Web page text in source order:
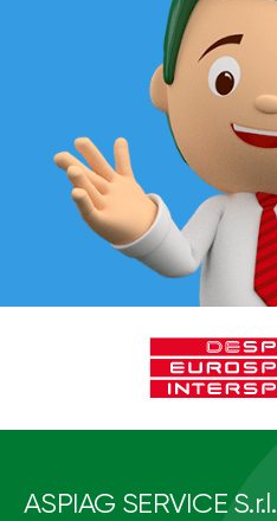
ASPIAG SERVICE S.r.l.